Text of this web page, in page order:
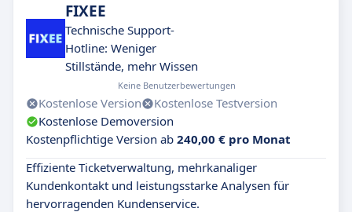
FIXEE
Technische Support-
Hotline: Weniger
Stillstände, mehr Wissen
Keine Benutzerbewertungen
Kostenlose Version
Kostenlose Testversion
Kostenlose Demoversion
Kostenpflichtige Version ab 240,00 € pro Monat
Effiziente Ticketverwaltung, mehrkanaliger
Kundenkontakt und leistungsstarke Analysen für
hervorragenden Kundenservice.